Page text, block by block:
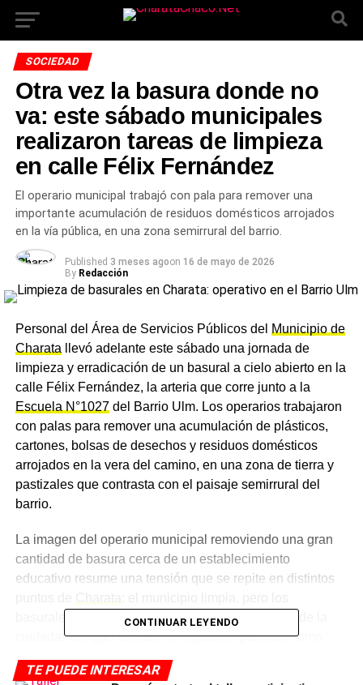
SOCIEDAD
Otra vez la basura donde no
va: este sábado municipales
realizaron tareas de limpieza
en calle Félix Fernández
El operario municipal trabajó con pala para remover una
importante acumulación de residuos domésticos arrojados
en la vía pública, en una zona semirrural del barrio.
Published 3 meses agoon 16 de mayo de 2026
By Redacción
Personal del Área de Servicios Públicos del Municipio de
Charata llevó adelante este sábado una jornada de
limpieza y erradicación de un basural a cielo abierto en la
calle Félix Fernández, la arteria que corre junto a la
Escuela N°1027del Barrio Ulm. Los operarios trabajaron
con palas para remover una acumulación de plásticos,
cartones, bolsas de desechos y residuos domésticos
arrojados en la vera del camino, en una zona de tierra y
pastizales que contrasta con el paisaje semirrural del
barrio.
La imagen del operario municipal removiendo una gran
cantidad de basura cerca de un establecimiento
educativo resume una tensión que se repite en distintos
basurales vuelven a aparecer mientras una parte de la
ciudadanía sigue usando los espacios públicos como
CONTINUAR LEYENDO
TE PUEDE INTERESAR